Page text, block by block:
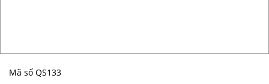
Mã số QS133